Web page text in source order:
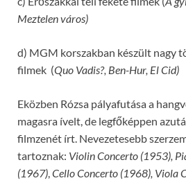
Meztelen város)
d) MGM korszakban készült nagy
filmek (Quo Vadis?, Ben-Hur, El Cid)
Eközben Rózsa pályafutása a
magasra ívelt, de legfőképpen
filmzenét írt. Nevezetesebb
tartoznak: Violin Concerto (1953),
(1967),Cello Concerto (1968), Viola